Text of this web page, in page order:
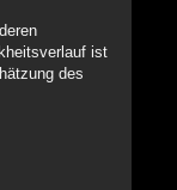
ist
des